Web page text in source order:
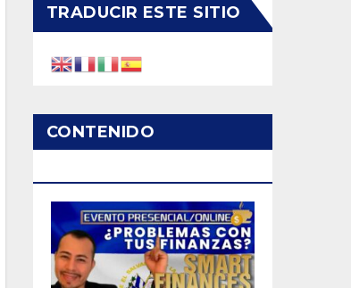
TRADUCIR ESTE SITIO
CONTENIDO